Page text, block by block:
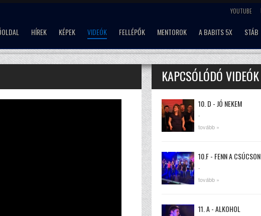
YOUTUBE
HÍREK KÉPEK VIDEÓK FELLÉPŐK MENTOROK A BABITS 5X STÁB
KAPCSÓLÓDÓ VIDEÓK
10. D - JÓ NEKEM
-
tovább »
10.F - FENN A CSÚCSON
-
tovább »
11. A - ALKOHOL